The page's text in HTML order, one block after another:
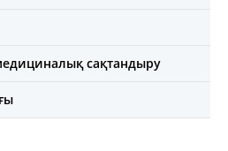
сақтандыру